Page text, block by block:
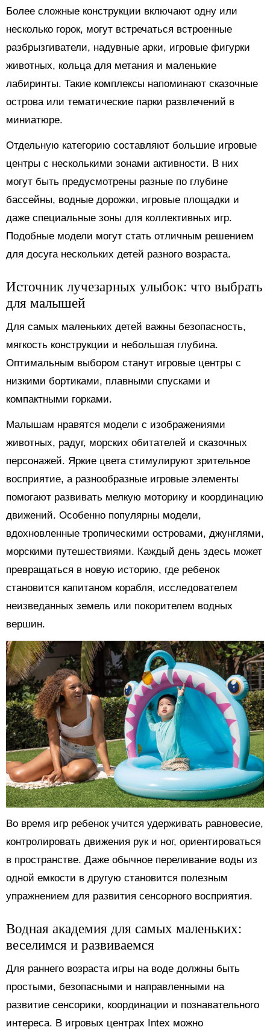
Более сложные конструкции включают одну или
несколько горок, могут встречаться встроенные
разбрызгиватели, надувные арки, игровые фигурки
животных, кольца для метания и маленькие
лабиринты. Такие комплексы напоминают сказочные
острова или тематические парки развлечений в
миниатюре.
Отдельную категорию составляют большие игровые
центры с несколькими зонами активности. В них
могут быть предусмотрены разные по глубине
бассейны, водные дорожки, игровые площадки и
даже специальные зоны для коллективных игр.
Подобные модели могут стать отличным решением
для досуга нескольких детей разного возраста.
Источник лучезарных улыбок: что выбрать
для малышей
Для самых маленьких детей важны безопасность,
мягкость конструкции и небольшая глубина.
Оптимальным выбором станут игровые центры с
низкими бортиками, плавными спусками и
компактными горками.
Малышам нравятся модели с изображениями
животных, радуг, морских обитателей и сказочных
персонажей. Яркие цвета стимулируют зрительное
восприятие, а разнообразные игровые элементы
помогают развивать мелкую моторику и координацию
движений. Особенно популярны модели,
вдохновленные тропическими островами, джунглями,
морскими путешествиями. Каждый день здесь может
превращаться в новую историю, где ребенок
становится капитаном корабля, исследователем
неизведанных земель или покорителем водных
вершин.
Во время игр ребенок учится удерживать равновесие,
контролировать движения рук и ног, ориентироваться
в пространстве. Даже обычное переливание воды из
одной емкости в другую становится полезным
упражнением для развития сенсорного восприятия.
Водная академия для самых маленьких:
веселимся и развиваемся
Для раннего возраста игры на воде должны быть
простыми, безопасными и направленными на
развитие сенсорики, координации и познавательного
интереса. В игровых центрах Intex можно